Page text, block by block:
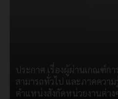
ประกาศ เรื่องผู้ผ่านเกณฑ์ก
สามารถทั่วไป และภาคควา
ตำแหน่งสังกัดหน่วยงานต่าง